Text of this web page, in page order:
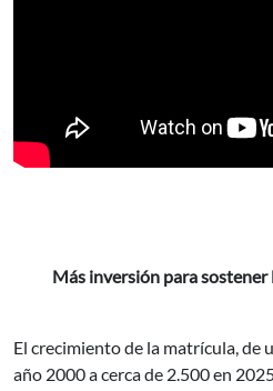
Más inversión para
El crecimiento de la matrícula, de
año 2000 a cerca de 2.500 en